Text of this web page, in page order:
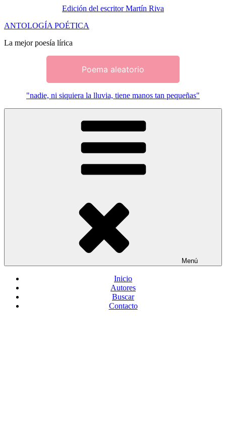
Edición del escritor Martín Riva
Saltar
contenido
ANTOLOGÍA POÉTICA
La mejor poesía lírica
Poema aleatorio
"nadie, ni siquiera la lluvia, tiene manos tan pequeñas"
Menú
Inicio
Autores
Buscar
Contacto